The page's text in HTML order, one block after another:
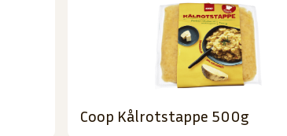
Coop Kålrotstappe 500g